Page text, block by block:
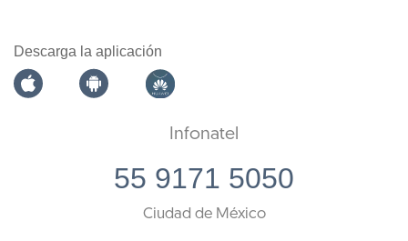
Descarga la aplicación
Infonatel
55 9171 5050
Ciudad de México